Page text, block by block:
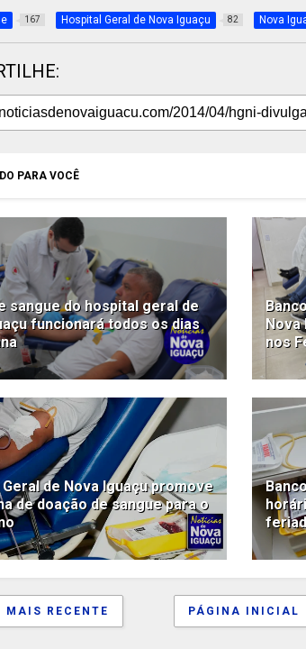
167 Hospital Geral de Nova Iguaçu 82 Nova
PARA VOCÊ
sangue do hospital geral de
funcionará todos os dias
Nova
nos
de Nova Iguaçu promove
de doação de sangue para o
MAIS RECENTE PÁGINA INICIAL